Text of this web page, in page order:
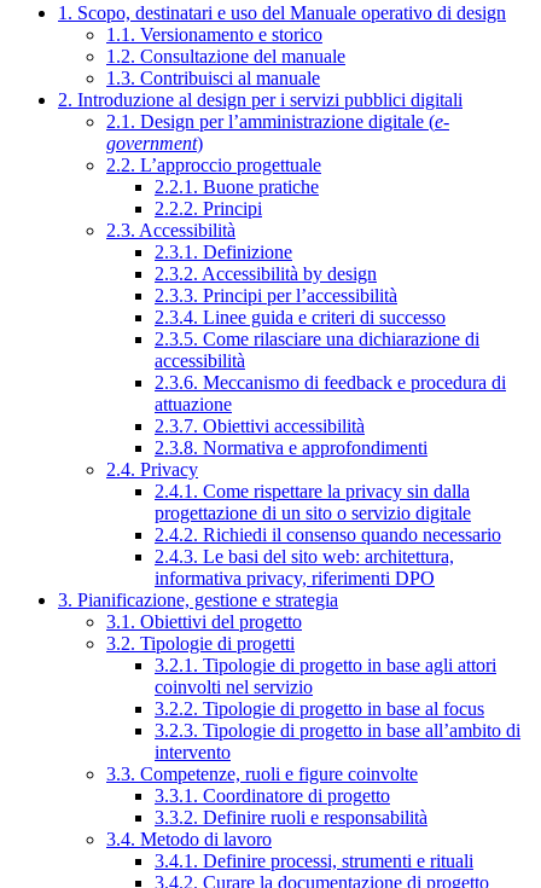
1. Scopo, destinatari e uso del Manuale operativo di design
1.1. Versionamento e storico
1.2. Consultazione del manuale
1.3. Contribuisci al manuale
2. Introduzione al design per i servizi pubblici digitali
2.1. Design per l’amministrazione digitale (e-
government)
2.2. L’approccio progettuale
2.2.1. Buone pratiche
2.2.2. Principi
2.3. Accessibilità
2.3.1. Definizione
2.3.2. Accessibilità by design
2.3.3. Principi per l’accessibilità
2.3.4. Linee guida e criteri di successo
2.3.5. Come rilasciare una dichiarazione di
accessibilità
2.3.6. Meccanismo di feedback e procedura di
attuazione
2.3.7. Obiettivi accessibilità
2.3.8. Normativa e approfondimenti
2.4. Privacy
2.4.1. Come rispettare la privacy sin dalla
progettazione di un sito o servizio digitale
2.4.2. Richiedi il consenso quando necessario
2.4.3. Le basi del sito web: architettura,
informativa privacy, riferimenti DPO
3. Pianificazione, gestione e strategia
3.1. Obiettivi del progetto
3.2. Tipologie di progetti
3.2.1. Tipologie di progetto in base agli attori
coinvolti nel servizio
3.2.2. Tipologie di progetto in base al focus
3.2.3. Tipologie di progetto in base all’ambito di
intervento
3.3. Competenze, ruoli e figure coinvolte
3.3.1. Coordinatore di progetto
3.3.2. Definire ruoli e responsabilità
3.4. Metodo di lavoro
3.4.1. Definire processi, strumenti e rituali
3.4.2. Curare la documentazione di progetto